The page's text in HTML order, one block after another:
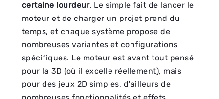
certaine lourdeur. Le simple fait de lancer le
moteur et de charger un projet prend du
temps, et chaque système propose de
nombreuses variantes et configurations
spécifiques. Le moteur est avant tout pensé
pour la 3D (où il excelle réellement), mais
pour des jeux 2D simples, d'ailleurs de